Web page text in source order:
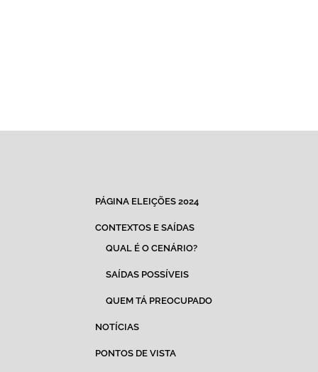
PÁGINA ELEIÇÕES 2024
CONTEXTOS E SAÍDAS
QUAL É O CENÁRIO?
SAÍDAS POSSÍVEIS
QUEM TÁ PREOCUPADO
NOTÍCIAS
PONTOS DE VISTA